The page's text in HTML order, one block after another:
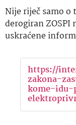
Nije riječ samo o
derogiran ZOSPI
uskraćene
https://
zakona-
kome-